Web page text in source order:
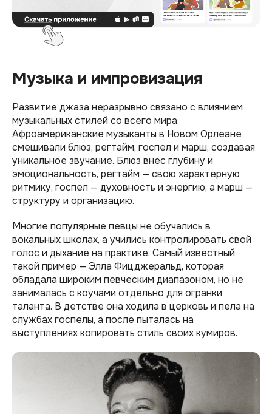
Музыка и импровизация
Развитие джаза неразрывно связано с влиянием
музыкальных стилей со всего мира.
Афроамериканские музыканты в Новом Орлеане
смешивали блюз, регтайм, госпел и марш, создавая
уникальное звучание. Блюз внес глубину и
эмоциональность, регтайм — свою характерную
ритмику, госпел — духовность и энергию, а марш —
структуру и организацию.
Многие популярные певцы не обучались в
вокальных школах, а учились контролировать свой
голос и дыхание на практике. Самый известный
такой пример — Элла Фицджеральд, которая
обладала широким певческим диапазоном, но не
занималась с коучами отдельно для огранки
таланта. В детстве она ходила в церковь и пела на
службах госпелы, а после пыталась на
выступлениях копировать стиль своих кумиров.